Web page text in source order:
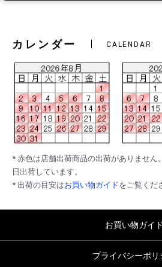
カレンダー CALENDAR
* 赤色は店舗出荷商品の出荷がありません
日出荷しています。
* 出荷の目安はお買い物ガイドをご覧くだ
お買い物ガイド
プライバシーポリ